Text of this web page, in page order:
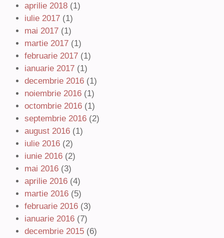
aprilie 2018 (1)
iulie 2017 (1)
mai 2017 (1)
martie 2017 (1)
februarie 2017 (1)
ianuarie 2017 (1)
decembrie 2016 (1)
noiembrie 2016 (1)
octombrie 2016 (1)
septembrie 2016 (2)
august 2016 (1)
iulie 2016 (2)
iunie 2016 (2)
mai 2016 (3)
aprilie 2016 (4)
martie 2016 (5)
februarie 2016 (3)
ianuarie 2016 (7)
decembrie 2015 (6)